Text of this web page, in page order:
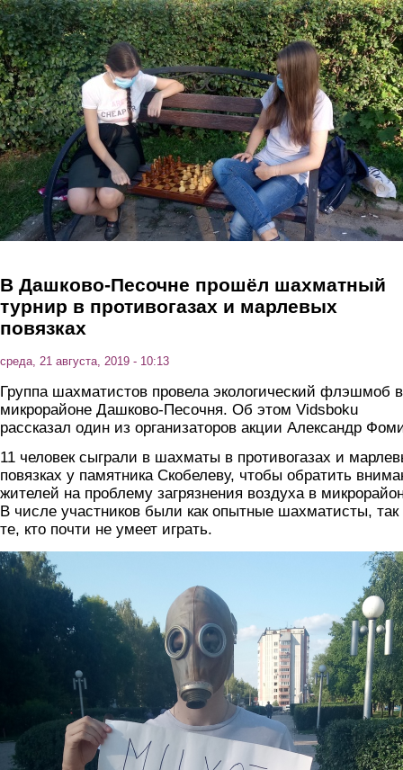
Перейти к основному содержанию
В Дашково-Песочне прошёл шахматный
турнир в противогазах и марлевых
повязках
среда, 21 августа, 2019 - 10:13
Группа шахматистов провела экологический флэшмоб в
микрорайоне Дашково-Песочня. Об этом Vidsboku
рассказал один из организаторов акции Александр
11 человек сыграли в шахматы в противогазах и
повязках у памятника Скобелеву, чтобы обратить
жителей на проблему загрязнения воздуха в
В числе участников были как опытные шахматисты, так
те, кто почти не умеет играть.
11_chelovek1.png